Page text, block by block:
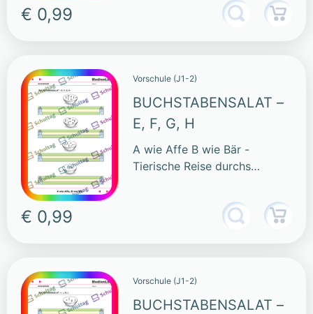
€ 0,99
Vorschule (J1-2)
BUCHSTABENSALAT –
E, F, G, H
A wie Affe B wie Bär -
Tierische Reise durchs
€ 0,99
Vorschule (J1-2)
BUCHSTABENSALAT –